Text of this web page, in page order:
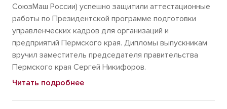
СоюзМаш России) успешно защитили аттестационные
работы по Президентской программе подготовки
управленческих кадров для организаций и
предприятий Пермского края. Дипломы выпускникам
вручил заместитель председателя правительства
Пермского края Сергей Никифоров.
Читать подробнее